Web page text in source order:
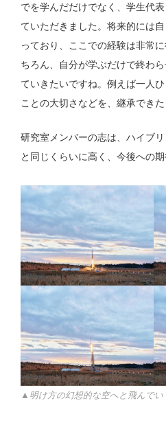
でを学んだだけでなく、学生代
ていただきました。将来的には
っており、ここでの経験は非常
ちろん、自分が学ぶだけで終わ
ていきたいですね。例えば一人
ことの大切さなどを、継承できた
研究室メンバーの志は、ハイブ
と同じくらいに高く、今後への期
▲明け方の幻想的な空へと飛んでい